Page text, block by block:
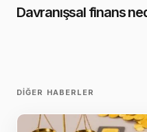
Davranışsal finans
DIĞER HABERLER